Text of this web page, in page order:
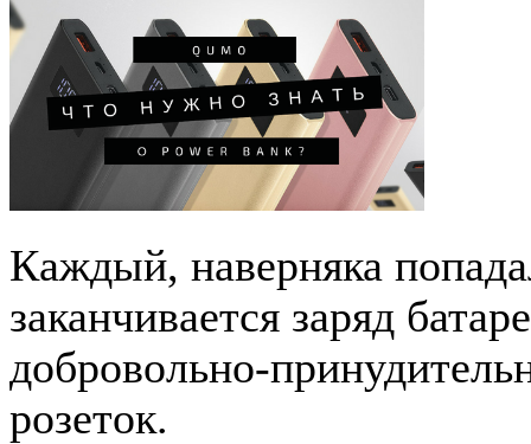
Каждый, наверняка
заканчивается заряд
добровольно-
розеток.